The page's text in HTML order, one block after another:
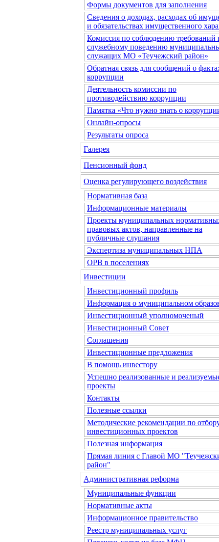
Формы документов для заполнения
Сведения о доходах, расходах об
и обязательствах имущественного
Комиссия по соблюдению требований
служебному поведению
служащих МО «Теучежский район»
Обратная связь для сообщений о
коррупции
Деятельность комиссии по
противодействию коррупции
Памятка «Что нужно знать о
Онлайн-опросы
Результаты опроса
Галерея
Пенсионный фонд
Оценка регулирующего воздействия
Нормативная база
Информационные материалы
Проекты муниципальных
правовых актов, направленные на
публичные слушания
Экспертиза муниципальных НПА
ОРВ в поселениях
Инвестиции
Инвестиционный профиль
Информация о муниципальном
Инвестиционный уполномоченый
Инвестиционный Совет
Соглашения
Инвестиционные предложения
В помощь инвестору
Успешно реализованные и
проекты
Контакты
Полезные ссылки
Методические рекомендации по
инвестиционных проектов
Полезная информация
Прямая линия с Главой МО
район"
Административная реформа
Муниципальные функции
Нормативные акты
Информационное правительство
Реестр муниципальных услуг